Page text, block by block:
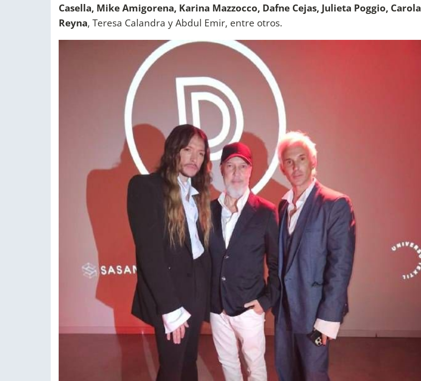
Casella, Mike Amigorena, Karina Mazzocco, Dafne Cejas, Julieta Poggio, Carola
Reyna, Teresa Calandra y Abdul Emir, entre otros.